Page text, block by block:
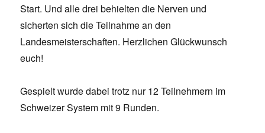
Start. Und alle drei behielten die Nerven und
sicherten sich die Teilnahme an den
Landesmeisterschaften. Herzlichen Glückwunsch
euch!
Gespielt wurde dabei trotz nur 12 Teilnehmern im
Schweizer System mit 9 Runden.